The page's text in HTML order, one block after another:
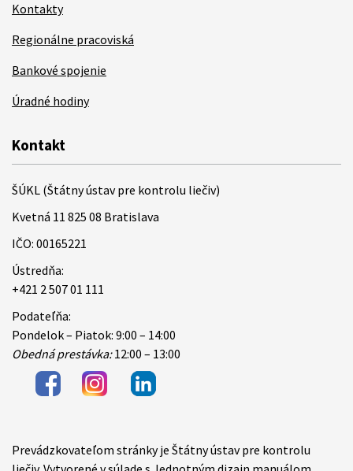
Kontakty
Regionálne pracoviská
Bankové spojenie
Úradné hodiny
Kontakt
ŠÚKL (Štátny ústav pre kontrolu liečiv)
Kvetná 11 825 08 Bratislava
IČO: 00165221
Ústredňa:
+421 2 507 01 111
Podateľňa:
Pondelok – Piatok: 9:00 – 14:00
Obedná prestávka:12:00 – 13:00
Items
Prevádzkovateľom stránky je Štátny ústav pre kontrolu